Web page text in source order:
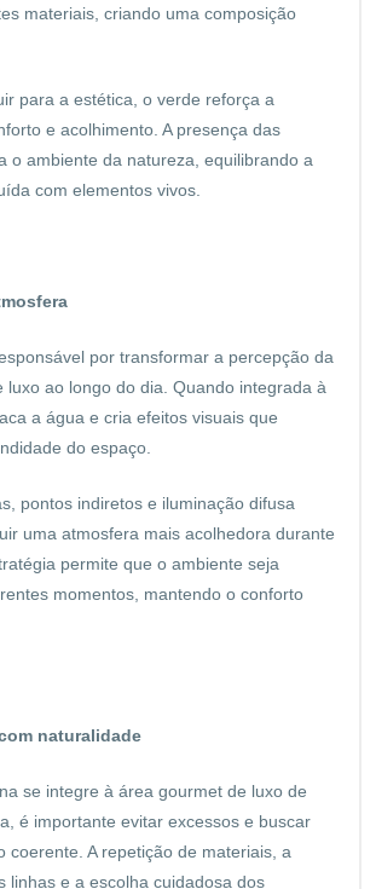
materiais, criando uma composição
para a estética, o verde reforça a
e acolhimento. A presença das
o ambiente da natureza, equilibrando a
com elementos vivos.
por transformar a percepção da
luxo ao longo do dia. Quando integrada à
a água e cria efeitos visuais que
do espaço.
pontos indiretos e iluminação difusa
uma atmosfera mais acolhedora durante
permite que o ambiente seja
momentos, mantendo o conforto
naturalidade
se integre à área gourmet de luxo de
é importante evitar excessos e buscar
coerente. A repetição de materiais, a
linhas e a escolha cuidadosa dos